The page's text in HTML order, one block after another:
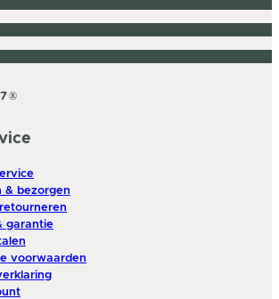
®
& bezorgen
garantie
voorwaarden